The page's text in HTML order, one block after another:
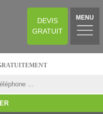
DEVIS
GRATUIT
MENU